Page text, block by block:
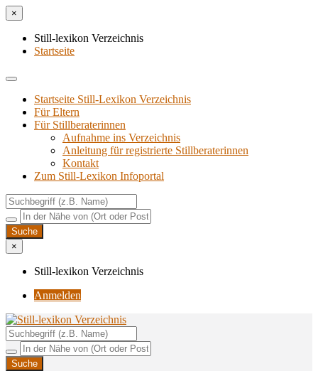
×
Still-lexikon Verzeichnis
Startseite
Startseite Still-Lexikon Verzeichnis
Für Eltern
Für Stillberaterinnen
Aufnahme ins Verzeichnis
Anlei­tung für regis­trier­te Stillberaterinnen
Kon­takt
Zum Still-Lexikon Infoportal
×
Still-lexikon Verzeichnis
Anmelden
Still-lexikon Verzeichnis
Unterstützungsangebote rund ums Stillen